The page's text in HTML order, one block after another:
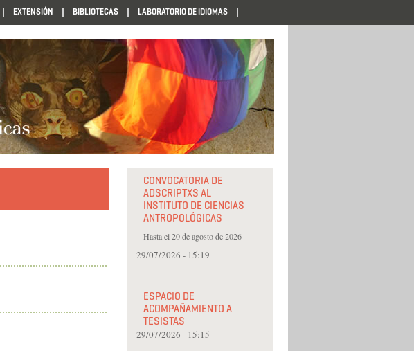
EXTENSIÓN BIBLIOTECAS LABORATORIO DE IDIOMAS
CONVOCATORIA DE
ADSCRIPTXS AL
INSTITUTO DE CIENCIAS
ANTROPOLÓGICAS
Hasta el 20 de agosto de 2026
29/07/2026 - 15:19
ESPACIO DE
ACOMPAÑAMIENTO A
TESISTAS
29/07/2026 - 15:15